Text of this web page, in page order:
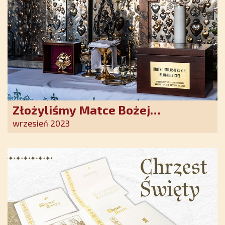
Złożyliśmy Matce Bożej
Ostrobramskiej pozłacane wotum
wrzesień 2023